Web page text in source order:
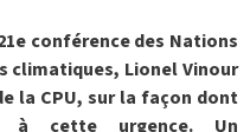
conférence des Nations
climatiques, Lionel Vinour
la CPU, sur la façon dont
à cette urgence. Un